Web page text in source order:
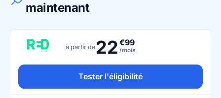
maintenant
à partir de 22 €99
/mois
Tester l'éligibilité